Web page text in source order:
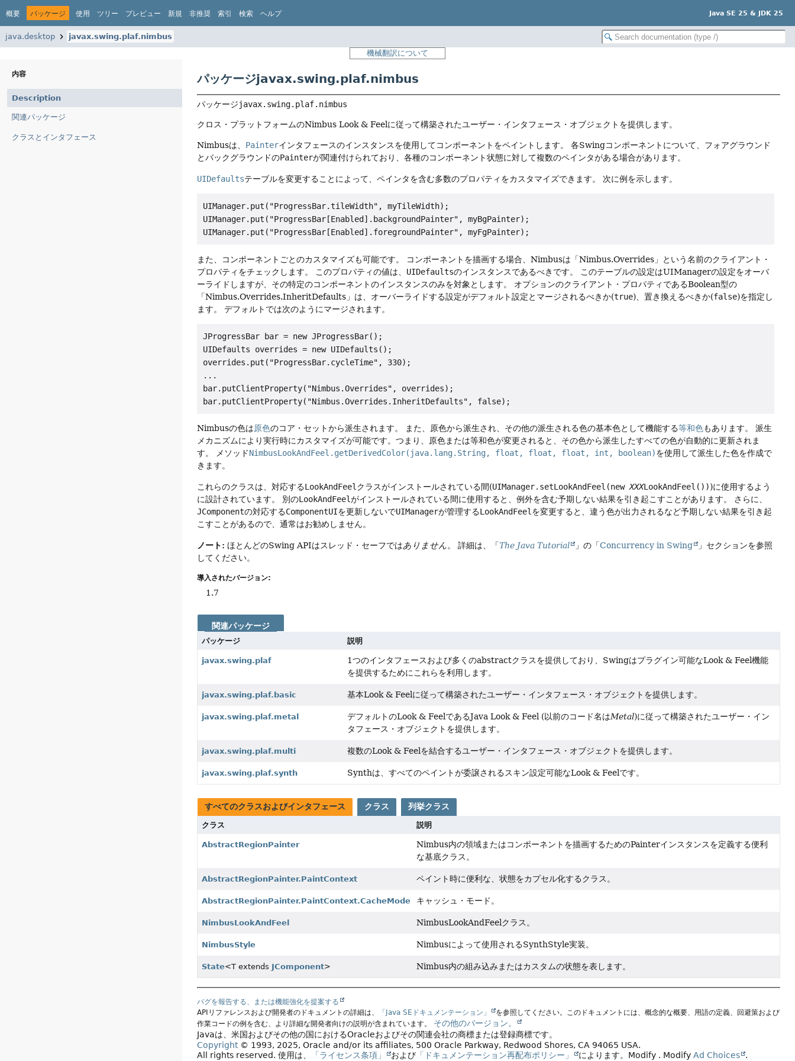
概要 パッケージ 使用 ツリー プレビュー 新規 非推奨 索引 検索 ヘルプ Java SE 25 & JDK 25
java.desktop
javax.swing.plaf.nimbus
機械翻訳について
内容
Description
関連パッケージ
クラスとインタフェース
パッケージjavax.swing.plaf.nimbus
パッケージjavax.swing.plaf.nimbus
クロス・プラットフォームのNimbus Look & Feelに従って構築されたユーザー・インタフェース・オブジェクトを提供します。
Nimbusは、 Painterインタフェースのインスタンスを使用してコンポーネントをペイントします。
各Swingコンポーネントについて、フォアグラウンド
とバックグラウンドのPainterが関連付けられており、各種のコンポーネント状態に対して複数のペインタがある場合があります。
UIDefaultsテーブルを変更することによって、ペインタを含む多数のプロパティをカスタマイズできます。 次に例を示します。
UIManager.put("ProgressBar.tileWidth", myTileWidth);
UIManager.put("ProgressBar[Enabled].backgroundPainter", myBgPainter);
また、コンポーネントごとのカスタマイズも可能です。
コンポーネントを描画する場合、Nimbusは「Nimbus.Overrides」という名前のクライアント・
プロパティをチェックします。
このプロパティの値は、 UIDefaultsのインスタンスであるべきです。
このテーブルの設定はUIManagerの設定をオーバ
ーライドしますが、その特定のコンポーネントのインスタンスのみを対象とします。
オプションのクライアント・プロパティであるBoolean型の
「Nimbus.Overrides.InheritDefaults」は、オーバーライドする設定がデフォルト設定とマージされるべきか(true)、置き換えるべきか(false)を指定し
ます。
デフォルトでは次のようにマージされます。
JProgressBar bar = new JProgressBar();
UIDefaults overrides = new UIDefaults();
overrides.put("ProgressBar.cycleTime", 330);
...
bar.putClientProperty("Nimbus.Overrides", overrides);
Nimbusの色は原色のコア・セットから派生されます。 また、原色から派生され、その他の派生される色の基本色として機能する等和色もあります。
派生
メカニズムにより実行時にカスタマイズが可能です。つまり、原色または等和色が変更されると、その色から派生したすべての色が自動的に更新されま
す。
メソッドNimbusLookAndFeel.getDerivedColor(java.lang.String, float, float, float, int, boolean)を使用して派生した色を作成で
きます。
これらのクラスは、対応するLookAndFeel クラスがインストールされている間(UIManager.setLookAndFeel(newXXXLookAndFeel()))に使用するよう
に設計されています。
別のLookAndFeelがインストールされている間に使用すると、例外を含む予期しない結果を引き起こすことがあります。
さらに、
JComponentの対応するComponentUIを更新しないでUIManagerが管理するLookAndFeel を変更すると、違う色が出力されるなど予期しない結果を引き起
こすことがあるので、通常はお勧めしません。
ノート: ほとんどのSwing APIはスレッド・セーフではありません。 詳細は、「The Java Tutorial 」の「Concurrency in Swing
」セクションを参照
してください。
導入されたバージョン:
1.7
関連パッケージ
パッケージ 説明
javax.swing.plaf
1つのインタフェースおよび多くのabstractクラスを提供しており、Swingはプラグイン可能なLook & Feel機能
を提供するためにこれらを利用します。
javax.swing.plaf.basic 基本Look & Feelに従って構築されたユーザー・インタフェース・オブジェクトを提供します。
javax.swing.plaf.metal デフォルトのLook & FeelであるJava Look & Feel (以前のコード名はMetal)に従って構築されたユーザー・イン
タフェース・オブジェクトを提供します。
javax.swing.plaf.multi 複数のLook & Feelを結合するユーザー・インタフェース・オブジェクトを提供します。
javax.swing.plaf.synth Synthは、すべてのペイントが委譲されるスキン設定可能なLook & Feelです。
すべてのクラスおよびインタフェース クラス 列挙クラス
クラス 説明
AbstractRegionPainter
Nimbus内の領域またはコンポーネントを描画するためのPainterインスタンスを定義する便利
な基底クラス。
AbstractRegionPainter.PaintContext ペイント時に便利な、状態をカプセル化するクラス。
AbstractRegionPainter.PaintContext.CacheMode キャッシュ・モード。
NimbusLookAndFeel NimbusLookAndFeelクラス。
NimbusStyle Nimbusによって使用されるSynthStyle実装。
State<T extends JComponent> Nimbus内の組み込みまたはカスタムの状態を表します。
バグを報告する、または機能強化を提案する
APIリファレンスおよび開発者のドキュメントの詳細は、
「Java SEドキュメンテーション」
を参照してください。このドキュメントには、概念的な概要、用語の定義、回避策および
作業コードの例を含む、より詳細な開発者向けの説明が含まれています。
その他のバージョン。
Javaは、米国およびその他の国におけるOracleおよびその関連会社の商標または登録商標です。
Copyright© 1993, 2025, Oracle and/or its affiliates, 500 Oracle Parkway, Redwood Shores, CA 94065 USA.
All rights reserved.使用は、 「ライセンス条項」 および 「ドキュメンテーション再配布ポリシー」 によります。 Modify . ModifyAd Choices .